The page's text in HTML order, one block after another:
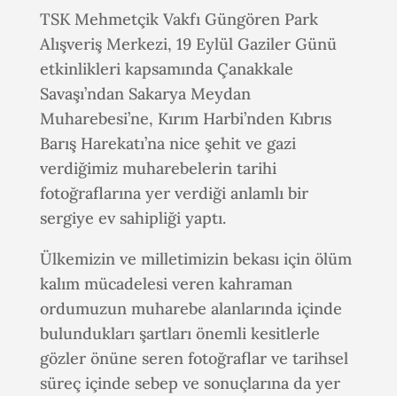
TSK Mehmetçik Vakfı Güngören Park
Alışveriş Merkezi, 19 Eylül Gaziler Günü
etkinlikleri kapsamında Çanakkale
Savaşı’ndan Sakarya Meydan
Muharebesi’ne, Kırım Harbi’nden Kıbrıs
Barış Harekatı’na nice şehit ve gazi
verdiğimiz muharebelerin tarihi
fotoğraflarına yer verdiği anlamlı bir
sergiye ev sahipliği yaptı.
Ülkemizin ve milletimizin bekası için ölüm
kalım mücadelesi veren kahraman
ordumuzun muharebe alanlarında içinde
bulundukları şartları önemli kesitlerle
gözler önüne seren fotoğraflar ve tarihsel
süreç içinde sebep ve sonuçlarına da yer